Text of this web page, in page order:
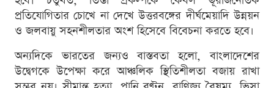
প্রতিযোগিতার চোখে না দেখে উত্তরবঙ্গের দীর্ঘমেয়াদি উন্নয়ন
ও জলবায়ু সহনশীলতার অংশ হিসেবে বিবেচনা করতে হবে।
অন্যদিকে ভারতের জন্যও বাস্তবতা হলো, বাংলাদেশের
উদ্বেগকে উপেক্ষা করে আঞ্চলিক স্থিতিশীলতা বজায় রাখা